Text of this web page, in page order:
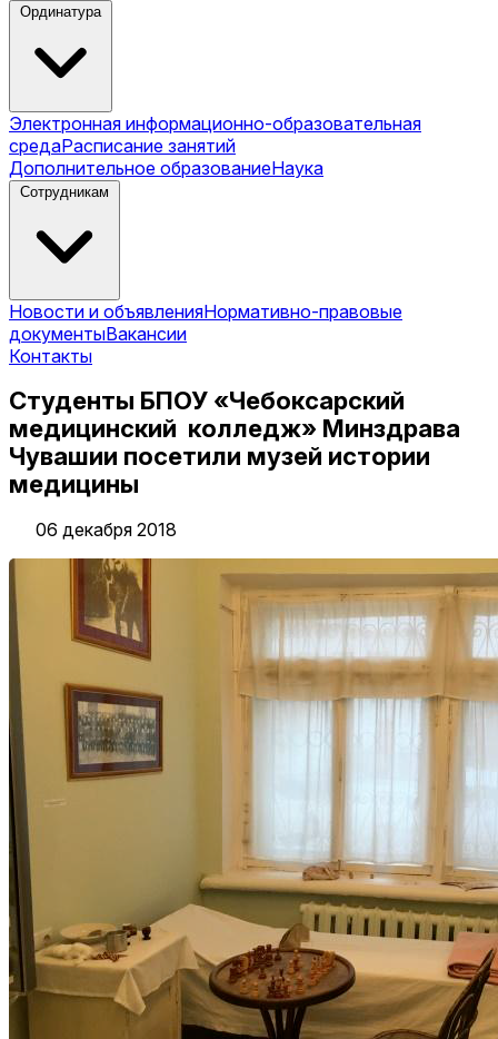
Ординатура
Электронная информационно-образовательная
средаРасписание занятий
Дополнительное образованиеНаука
Сотрудникам
Новости и объявленияНормативно-правовые
документыВакансии
Контакты
Студенты БПОУ «Чебоксарский
медицинский колледж» Минздрава
Чувашии посетили музей истории
медицины
06 декабря 2018